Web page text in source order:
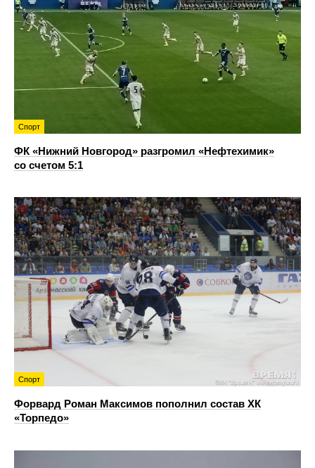
Спорт
ФК «Нижний Новгород» разгромил «Нефтехимик»
со счетом 5:1
Спорт
Форвард Роман Максимов пополнил состав ХК
«Торпедо»